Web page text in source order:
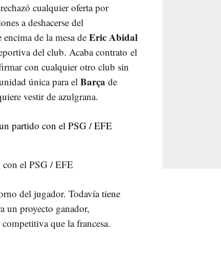
rechazó cualquier oferta por
a deshacerse del
de la mesa de Eric Abidal
del club. Acaba contrato el
con cualquier otro club sin
única para el Barça de
vestir de azulgrana.
el PSG / EFE
del jugador. Todavía tiene
un proyecto ganador,
que la francesa.